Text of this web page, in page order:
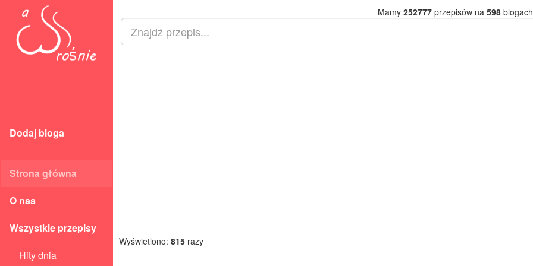
Dodaj bloga
Strona główna
O nas
Wszystkie przepisy
Hity dnia
Mamy 252777przepisów na 598
Wyświetlono: 815 razy